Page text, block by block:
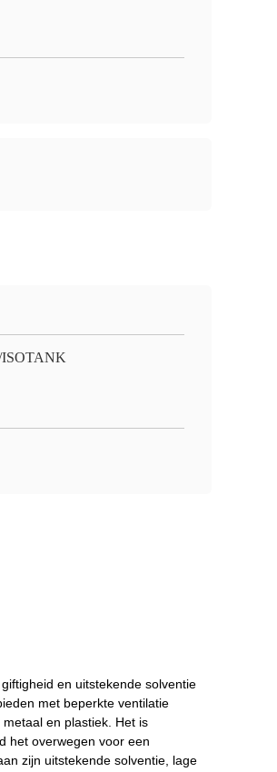
ISOTANK
en uitstekende solventie
met beperkte ventilatie
en plastiek. Het is
het overwegen voor een
zijn uitstekende solventie, lage